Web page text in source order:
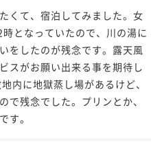
くて、宿泊してみました。女
となっていたので、川の湯に
をしたのが残念です。露天風
スがお願い出来る事を期待し
内に地獄蒸し場があるけど、
で残念でした。プリンとか、
す。